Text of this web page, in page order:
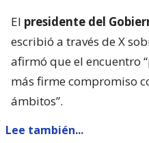
El presidente del
escribió a través de X
afirmó que el encuentro
más firme compromiso
ámbitos”.
Lee también...